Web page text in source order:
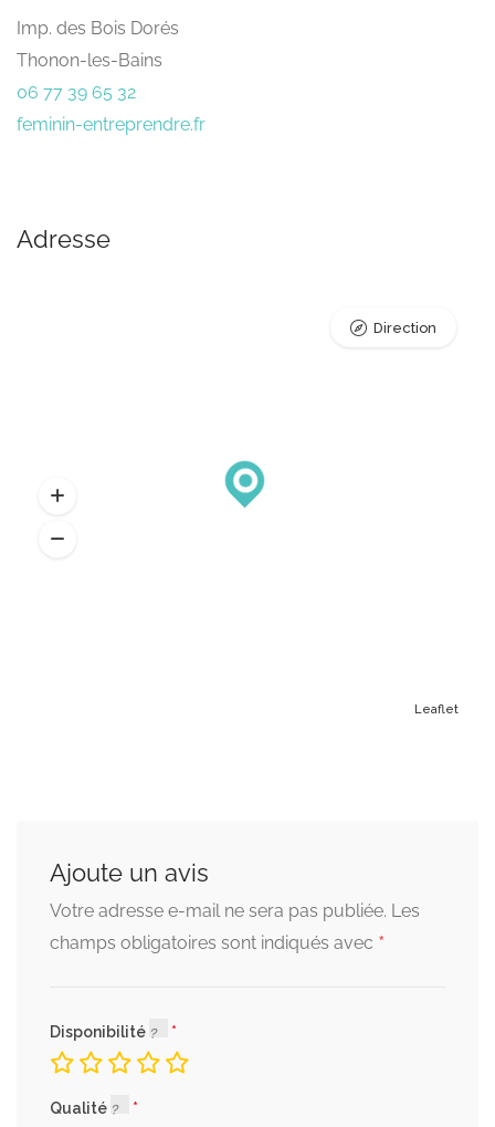
Imp. des Bois Dorés
Thonon-les-Bains
06 77 39 65 32
feminin-entreprendre.fr
Adresse
Leaflet
Direction
Ajoute un avis
Votre adresse e-mail ne sera pas publiée. Les
champs obligatoires sont indiqués avec *
Disponibilité
Qualité